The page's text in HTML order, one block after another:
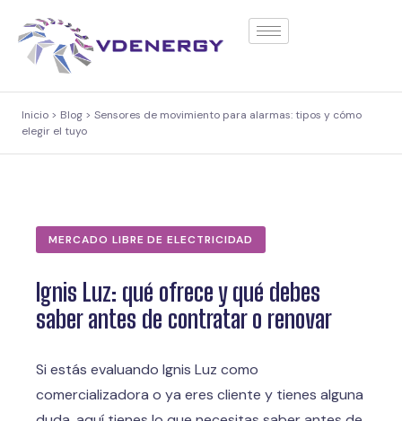
Inicio > Blog > Sensores de movimiento para alarmas: tipos y cómo
elegir el tuyo
MERCADO LIBRE DE ELECTRICIDAD
Ignis Luz: qué ofrece y qué debes
saber antes de contratar o renovar
Si estás evaluando Ignis Luz como
comercializadora o ya eres cliente y tienes alguna